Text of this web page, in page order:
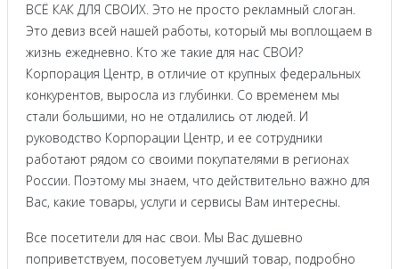
ВСЁ КАК ДЛЯ СВОИХ. Это не просто рекламный слоган.
Это девиз всей нашей работы, который мы воплощаем в
жизнь ежедневно. Кто же такие для нас СВОИ?
Корпорация Центр, в отличие от крупных федеральных
конкурентов, выросла из глубинки. Со временем мы
стали большими, но не отдалились от людей. И
руководство Корпорации Центр, и ее сотрудники
работают рядом со своими покупателями в регионах
России. Поэтому мы знаем, что действительно важно для
Вас, какие товары, услуги и сервисы Вам интересны.
Все посетители для нас свои. Мы Вас душевно
поприветствуем, посоветуем лучший товар, подробно